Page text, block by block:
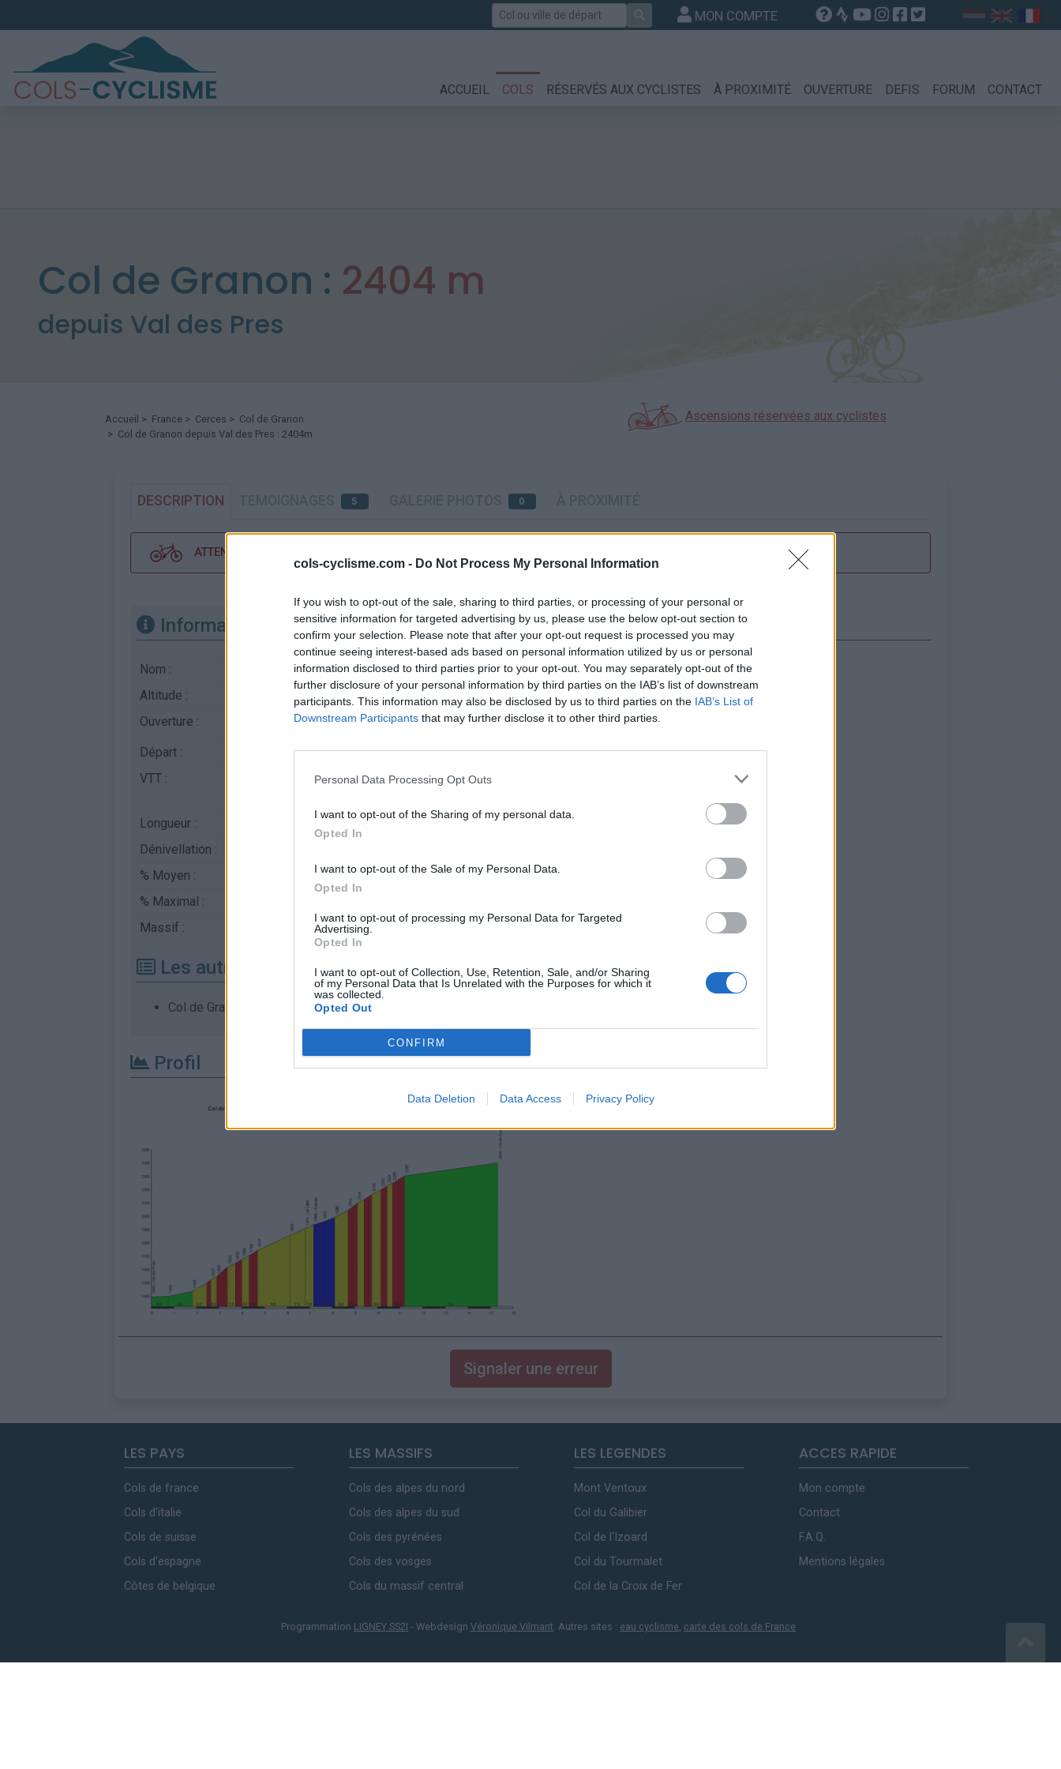
cols-cyclisme.com - Do Not Process My Personal Information
If you wish to opt-out of the sale, sharing to third parties, or processing of your personal or
sensitive information for targeted advertising by us, please use the below opt-out section to
confirm your selection. Please note that after your opt-out request is processed you may
continue seeing interest-based ads based on personal information utilized by us or personal
information disclosed to third parties prior to your opt-out. You may separately opt-out of the
further disclosure of your personal information by third parties on the IAB’s list of downstream
participants. This information may also be disclosed by us to third parties on the IAB’s List of
Downstream Participants that may further disclose it to other third parties.
Personal Data Processing Opt Outs
I want to opt-out of the Sharing of my personal data.
Opted In
I want to opt-out of the Sale of my Personal Data.
Opted In
I want to opt-out of processing my Personal Data for Targeted
Advertising.
Opted In
I want to opt-out of Collection, Use, Retention, Sale, and/or Sharing
of my Personal Data that Is Unrelated with the Purposes for which it
was collected.
Opted Out
CONFIRM
Data Deletion Data Access Privacy Policy
Rechercher MON COMPTE
ACCUEIL COLS RÉSERVÉS AUX CYCLISTES À PROXIMITÉ OUVERTURE DEFIS FORUM CONTACT
Col de Granon : 2404 m
depuis Val des Pres
Accueil > France > Cerces > Col de Granon
> Col de Granon depuis Val des Pres : 2404m
Ascensions réservées aux cyclistes
DESCRIPTION 5 0
ATTENTION : cette ascension nécéssite l'utilisation d'un VTT
Informations
Nom :
Col de Granon
Altitude :
Ouverture :
Ouvert
Départ :
Val des Pres
VTT :
ATTENTION : cette ascension nécéssite
Longueur :
Dénivellation :
% Moyen :
% Maximal :
Massif :
France
Les autres montées disponibles
Col de Granon depuis Briançon
Carte
Afficher la carte
Profil
Signaler une erreur
LES PAYS
Cols de france
Cols d'italie
Cols de suisse
Cols d'espagne
Côtes de belgique
LES MASSIFS
Cols des alpes du nord
Cols des alpes du sud
Cols des pyrénées
Cols des vosges
Cols du massif central
LES LEGENDES
Mont Ventoux
Col du Galibier
Col de l'Izoard
Col du Tourmalet
Col de la Croix de Fer
ACCES RAPIDE
Mon compte
Contact
F.A.Q.
Mentions légales
Programmation LIGNEY SS2I - Webdesign Véronique Vilmant. Autres sites : eau cyclisme, carte des cols de France